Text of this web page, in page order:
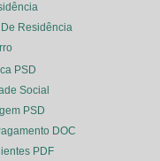
Residência
PSD
Social
PSD
DOC
PDF